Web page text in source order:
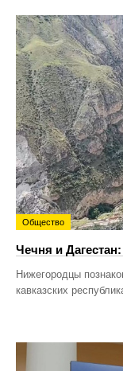
Общество
Чечня и
Нижегородцы
кавказских